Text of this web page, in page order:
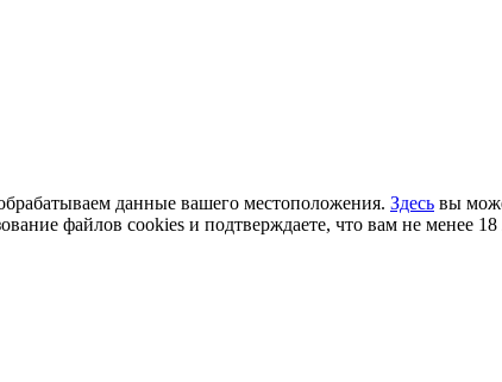
данные вашего местоположения. Здесь вы
файлов cookies и подтверждаете, что вам не менее 18